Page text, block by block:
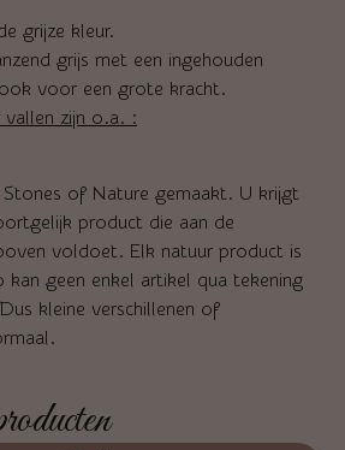
grijze kleur.
grijs met een ingehouden
voor een grote kracht.
vallen zijn o.a. :
of Nature gemaakt. U krijgt
product die aan de
voldoet. Elk natuur product is
kan geen enkel artikel qua tekening
kleine verschillenen of